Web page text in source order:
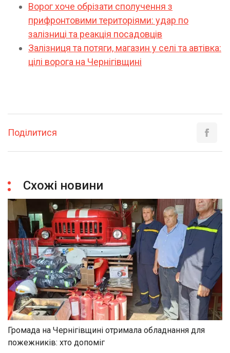
Ворог хоче обрізати сполучення з
прифронтовими територіями: удар по
залізниці та реакція посадовців
Залізниця та потяги, магазин у селі та автівка:
цілі ворога на Чернігівщині
Поділитися
Схожі новини
Громада на Чернігівщині отримала обладнання для
пожежників: хто допоміг